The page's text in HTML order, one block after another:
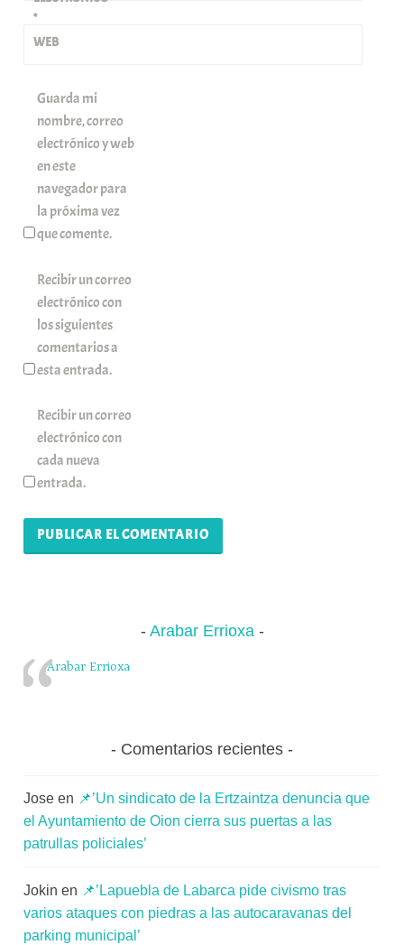
*
WEB
Guarda mi
nombre, correo
electrónico y web
en este
navegador para
la próxima vez
que comente.
Recibir un correo
electrónico con
los siguientes
comentarios a
esta entrada.
Recibir un correo
electrónico con
cada nueva
entrada.
Arabar Errioxa
Arabar Errioxa
Comentarios recientes
Jose en 📌’Un sindicato de la Ertzaintza denuncia que
el Ayuntamiento de Oion cierra sus puertas a las
patrullas policiales’
Jokin en 📌’Lapuebla de Labarca pide civismo tras
varios ataques con piedras a las autocaravanas del
parking municipal’